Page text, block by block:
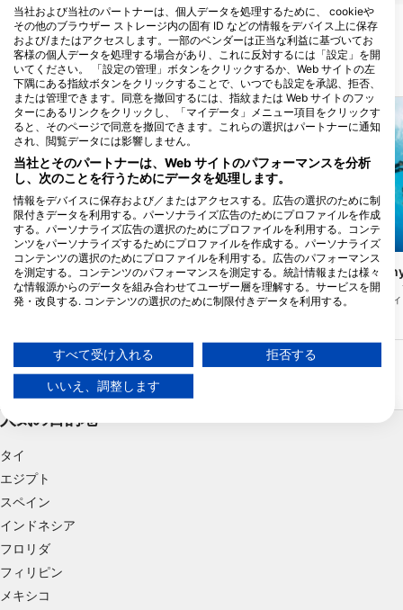
他の生物を表示
近くのダイブサイト
Peter S. (#417559)
Roca Partida(★4.7)
ロカ・パルティダは、ソコロの西70マイ
ス可能で、何百フィートもの水深からそび
え立つピナクルの上でのアドバンスダイブ
です。
Aqualung
San Benedicto
エル・キャニオン」は
島の南端、有名なレヴ
位置しています。その
らしい場所です。これ
パートレベルのダイビ
ボードを介してのみ到
人気の目的地
タイ
エジプト
スペイン
インドネシア
フロリダ
フィリピン
メキシコ
当社および当社のパートナーは、個人データを処理するために、 cookieや
その他のブラウザー ストレージ内の固有 ID などの情報をデバイス上に保存
および/またはアクセスします。一部のベンダーは正当な利益に基づいてお
客様の個人データを処理する場合があり、これに反対するには「設定」を開
いてください。 「設定の管理」ボタンをクリックするか、Web サイトの左
下隅にある指紋ボタンをクリックすることで、いつでも設定を承認、拒否、
または管理できます。同意を撤回するには、指紋または Web サイトのフッ
ターにあるリンクをクリックし、「マイデータ」メニュー項目をクリックす
ると、そのページで同意を撤回できます。これらの選択はパートナーに通知
され、閲覧データには影響しません。
当社とそのパートナーは、Web サイトのパフォーマンスを分析
し、次のことを行うためにデータを処理します。
情報をデバイスに保存および／またはアクセスする。広告の選択のために制
限付きデータを利用する。パーソナライズ広告のためにプロファイルを作成
する。パーソナライズ広告の選択のためにプロファイルを利用する。コンテ
ンツをパーソナライズするためにプロファイルを作成する。パーソナライズ
コンテンツの選択のためにプロファイルを利用する。広告のパフォーマンス
を測定する。コンテンツのパフォーマンスを測定する。統計情報または様々
な情報源からのデータを組み合わせてユーザー層を理解する。サービスを開
発・改良する. コンテンツの選択のために制限付きデータを利用する。
データは欧州連合外で共有され、米国に送信される場合があります。
お客様の同意とcookieポリシーは、この Web サイト/アプリにのみ適用され
当社はお客様のデータを次の目的で使用します。
IABの処理目的：
情報をデバイスに保存および／またはアクセス
する
広告の選択のために制限付きデータを利用する
パーソナライズ広告のためにプロファイルを作
成する
すべて受け入れる 拒否する
いいえ、調整します